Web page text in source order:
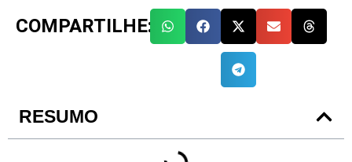
COMPARTILHE:
RESUMO